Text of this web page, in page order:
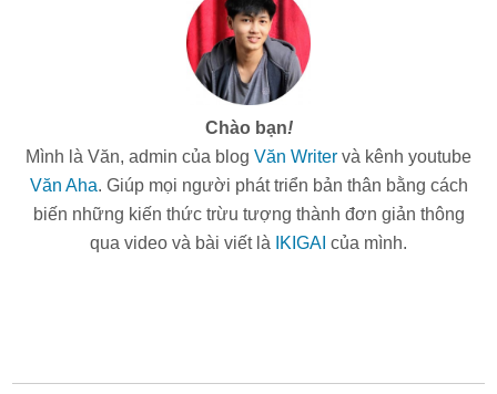
Chào bạn!
Mình là Văn, admin của blog Văn Writer và kênh youtube
Văn Aha. Giúp mọi người phát triển bản thân bằng cách
biến những kiến thức trừu tượng thành đơn giản thông
qua video và bài viết là
IKIGAI của mình.